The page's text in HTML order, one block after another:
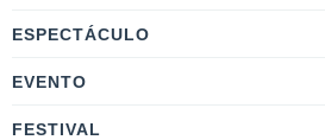
ESPECTÁCULO
EVENTO
FESTIVAL